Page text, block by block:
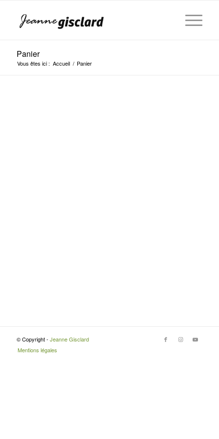
Panier
Vous êtes ici : Accueil / Panier
© Copyright - Jeanne Gisclard
Mentions légales